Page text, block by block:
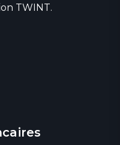
TWINT.